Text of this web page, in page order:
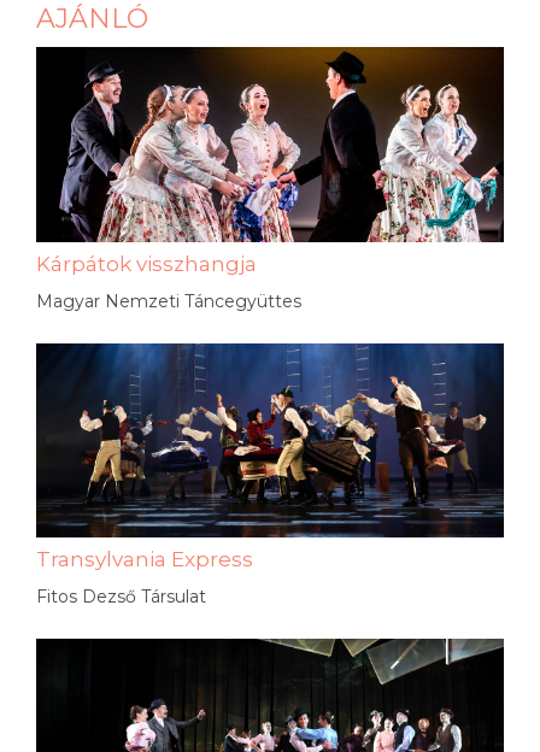
AJÁNLÓ
Kárpátok visszhangja
Magyar Nemzeti Táncegyüttes
Transylvania Express
Fitos Dezső Társulat